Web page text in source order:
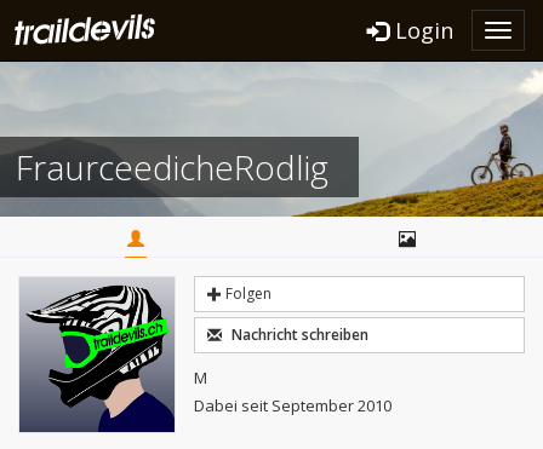
Login
FraurceedicheRodlig
Folgen
Nachricht schreiben
M
Dabei seit September 2010